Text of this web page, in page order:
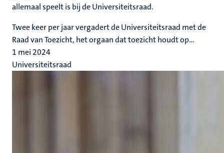
allemaal speelt is bij de Universiteitsraad.
Twee keer per jaar vergadert de Universiteitsraad met de
Raad van Toezicht, het orgaan dat toezicht houdt op...
1 mei 2024
Universiteitsraad